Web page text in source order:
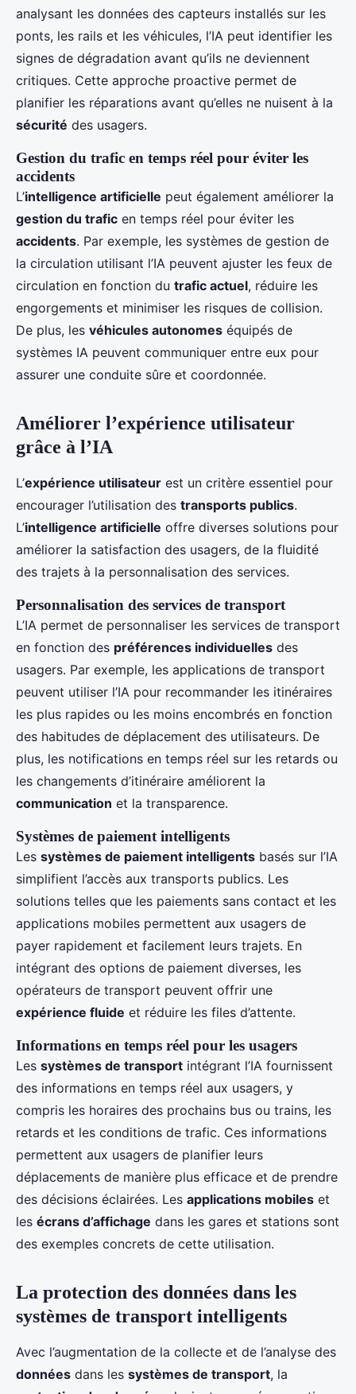
analysant les données des capteurs installés sur les
ponts, les rails et les véhicules, l’IA peut identifier les
signes de dégradation avant qu’ils ne deviennent
critiques. Cette approche proactive permet de
planifier les réparations avant qu’elles ne nuisent à la
sécurité des usagers.
Gestion du trafic en temps réel pour éviter les
accidents
L’intelligence artificielle peut également améliorer la
gestion du trafic en temps réel pour éviter les
accidents. Par exemple, les systèmes de gestion de
la circulation utilisant l’IA peuvent ajuster les feux de
circulation en fonction du trafic actuel, réduire les
engorgements et minimiser les risques de collision.
De plus, les véhicules autonomes équipés de
systèmes IA peuvent communiquer entre eux pour
assurer une conduite sûre et coordonnée.
Améliorer l’expérience utilisateur
grâce à l’IA
L’expérience utilisateur est un critère essentiel pour
encourager l’utilisation des transports publics.
L’intelligence artificielle offre diverses solutions pour
améliorer la satisfaction des usagers, de la fluidité
des trajets à la personnalisation des services.
Personnalisation des services de transport
L’IA permet de personnaliser les services de transport
en fonction des préférences individuelles des
usagers. Par exemple, les applications de transport
peuvent utiliser l’IA pour recommander les itinéraires
les plus rapides ou les moins encombrés en fonction
des habitudes de déplacement des utilisateurs. De
plus, les notifications en temps réel sur les retards ou
les changements d’itinéraire améliorent la
communication et la transparence.
Systèmes de paiement intelligents
Les systèmes de paiement intelligents basés sur l’IA
simplifient l’accès aux transports publics. Les
solutions telles que les paiements sans contact et les
applications mobiles permettent aux usagers de
payer rapidement et facilement leurs trajets. En
intégrant des options de paiement diverses, les
opérateurs de transport peuvent offrir une
expérience fluide et réduire les files d’attente.
Informations en temps réel pour les usagers
Les systèmes de transport intégrant l’IA fournissent
des informations en temps réel aux usagers, y
compris les horaires des prochains bus ou trains, les
retards et les conditions de trafic. Ces informations
permettent aux usagers de planifier leurs
déplacements de manière plus efficace et de prendre
des décisions éclairées. Les applications mobiles et
les écrans d’affichage dans les gares et stations sont
des exemples concrets de cette utilisation.
La protection des données dans les
systèmes de transport intelligents
Avec l’augmentation de la collecte et de l’analyse des
données dans les systèmes de transport, la